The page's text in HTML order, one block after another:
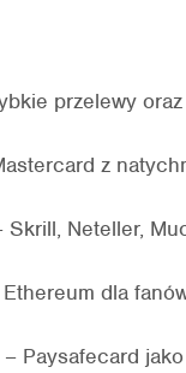
przelewy
z
Skrill, Neteller,
dla
– Paysafecard